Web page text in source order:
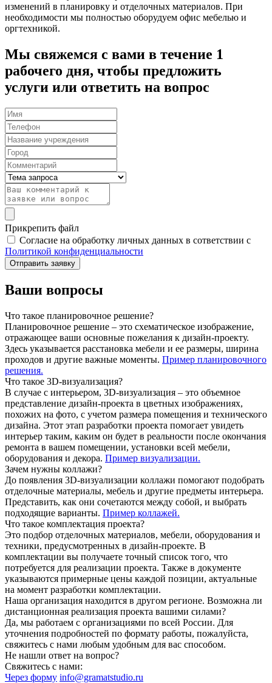
изменений в планировку и отделочных материалов. При
необходимости мы полностью оборудуем офис мебелью и
оргтехникой.
Мы свяжемся с вами в течение 1
рабочего дня, чтобы предложить
услуги или ответить на вопрос
Прикрепить файл
Согласие на обработку личных данных в сответствии с
Политикой конфиденциальности
Ваши вопросы
Что такое планировочное решение?
Планировочное решение – это схематическое изображение,
отражающее ваши основные пожелания к дизайн-проекту.
Здесь указывается расстановка мебели и ее размеры, ширина
проходов и другие важные моменты. Пример планировочного
решения.
Что такое 3D-визуализация?
В случае с интерьером, 3D-визуализация – это объемное
представление дизайн-проекта в цветных изображениях,
похожих на фото, с учетом размера помещения и технического
дизайна. Этот этап разработки проекта помогает увидеть
интерьер таким, каким он будет в реальности после окончания
ремонта в вашем помещении, установки всей мебели,
оборудования и декора. Пример визуализации.
Зачем нужны коллажи?
До появления 3D-визуализации коллажи помогают подобрать
отделочные материалы, мебель и другие предметы интерьера.
Представить, как они сочетаются между собой, и выбрать
подходящие варианты. Пример коллажей.
Что такое комплектация проекта?
Это подбор отделочных материалов, мебели, оборудования и
техники, предусмотренных в дизайн-проекте. В
комплектации вы получаете точный список того, что
потребуется для реализации проекта. Также в документе
указываются примерные цены каждой позиции, актуальные
на момент разработки комплектации.
Наша организация находится в другом регионе. Возможна ли
дистанционная реализация проекта вашими силами?
Да, мы работаем с организациями по всей России. Для
уточнения подробностей по формату работы, пожалуйста,
свяжитесь с нами любым удобным для вас способом.
Не нашли ответ на вопрос?
Свяжитесь с нами:
Через форму info@gramatstudio.ru